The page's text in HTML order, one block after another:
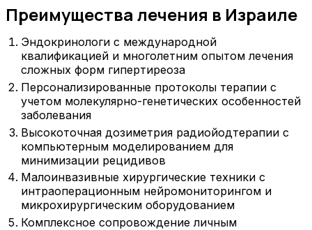
Преимущества лечения в Израиле
Эндокринологи с международной
квалификацией и многолетним опытом лечения
сложных форм гипертиреоза
Персонализированные протоколы терапии с
учетом молекулярно-генетических особенностей
заболевания
Высокоточная дозиметрия радиойодтерапии с
компьютерным моделированием для
минимизации рецидивов
Малоинвазивные хирургические техники с
интраоперационным нейромониторингом и
микрохирургическим оборудованием
Комплексное сопровождение личным